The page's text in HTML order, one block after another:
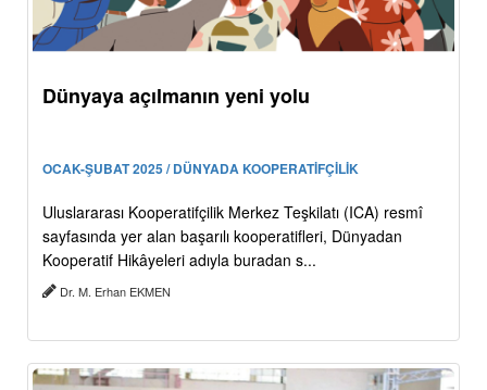
Dünyaya açılmanın yeni yolu
OCAK-ŞUBAT 2025 / DÜNYADA KOOPERATİFÇİLİK
Uluslararası Kooperatifçilik Merkez Teşkilatı (ICA) resmî
sayfasında yer alan başarılı kooperatifleri, Dünyadan
Kooperatif Hikâyeleri adıyla buradan s...
Dr. M. Erhan EKMEN